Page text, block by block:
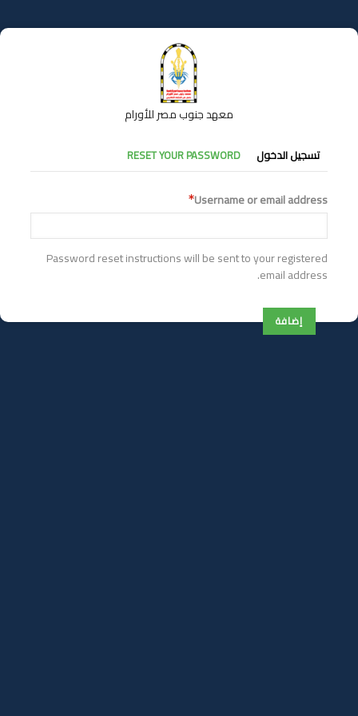
إلى
المحتوى
معهد جنوب مصر للأورام
التبويبات
الأساسية
تسجيل الدخول RESET YOUR PASSWORD
Username or email address
Password reset instructions will be sent to your registered
email address.